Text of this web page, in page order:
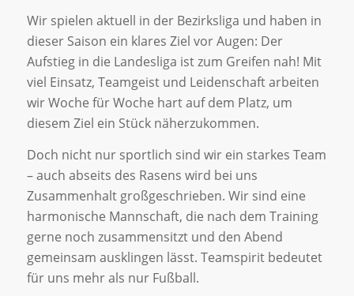
Wir spielen aktuell in der Bezirksliga und haben in
dieser Saison ein klares Ziel vor Augen: Der
Aufstieg in die Landesliga ist zum Greifen nah! Mit
viel Einsatz, Teamgeist und Leidenschaft arbeiten
wir Woche für Woche hart auf dem Platz, um
diesem Ziel ein Stück näherzukommen.
Doch nicht nur sportlich sind wir ein starkes Team
– auch abseits des Rasens wird bei uns
Zusammenhalt großgeschrieben. Wir sind eine
harmonische Mannschaft, die nach dem Training
gerne noch zusammensitzt und den Abend
gemeinsam ausklingen lässt. Teamspirit bedeutet
für uns mehr als nur Fußball.